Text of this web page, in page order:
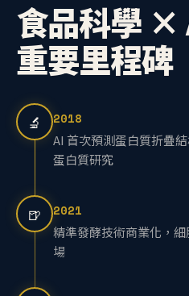
食品科學 ×
重要里程碑
🔬
2018
AI 首次預測蛋白質折疊
蛋白質研究
🍺
2021
精準發酵技術商業化，
場